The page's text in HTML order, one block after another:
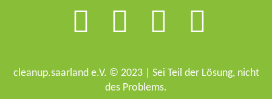
cleanup.saarland e.V. © 2023 | Sei Teil der Lösung, nicht
des Problems.